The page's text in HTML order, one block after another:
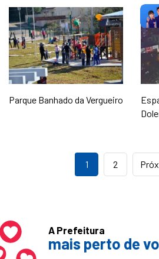
Parque Banhado da Vergueiro
1 2
A Prefeitura
mais perto de